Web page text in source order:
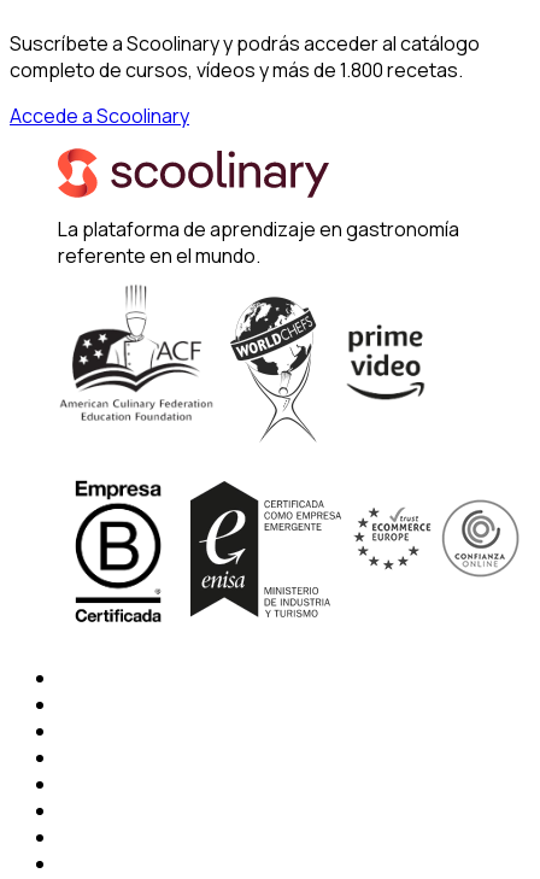
Suscríbete a Scoolinary y podrás acceder al catálogo
completo de cursos, vídeos y más de 1.800 recetas.
Accede a Scoolinary
La plataforma de aprendizaje en gastronomía
referente en el mundo.